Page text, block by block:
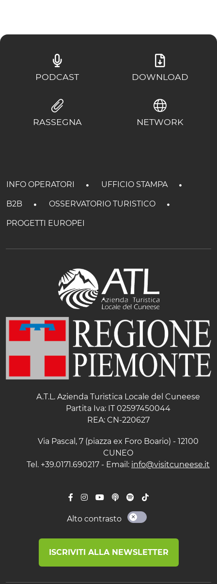
PODCAST DOWNLOAD
RASSEGNA NETWORK
INFO OPERATORI UFFICIO STAMPA
B2B OSSERVATORIO TURISTICO
PROGETTI EUROPEI
A.T.L. Azienda Turistica Locale del Cuneese
Partita Iva: IT 02597450044
REA: CN-220627
Via Pascal, 7 (piazza ex Foro Boario) - 12100
CUNEO
Tel. +39.0171.690217 - Email: info@visitcuneese.it
Alto contrasto
ISCRIVITI ALLA NEWSLETTER